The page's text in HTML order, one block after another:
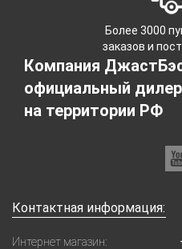
Более 3000
заказов и
Компания
официальный дилер
на территории РФ
Контактная информация:
Интернет магазин: